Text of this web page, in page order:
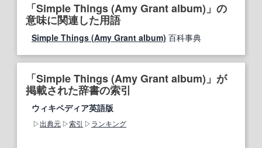
「Simple Things (Amy Grant album)」の
意味に関連した用語
Simple Things (Amy Grant album) 百科事典
「Simple Things (Amy Grant album)」が
掲載された辞書の索引
ウィキペディア英語版
出典元 索引 ランキング